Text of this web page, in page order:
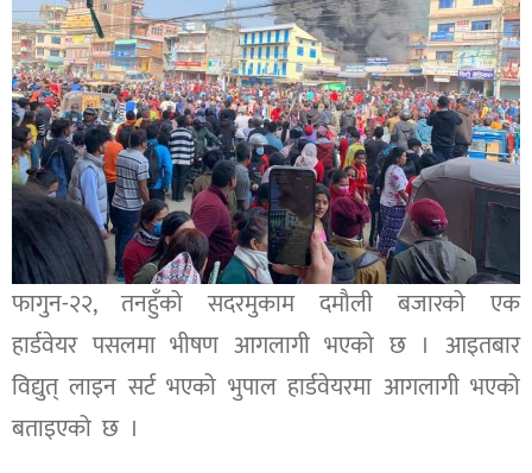
फागुन-२२, तनहुँको सदरमुकाम दमौली बजारको एक
हार्डवेयर पसलमा भीषण आगलागी भएको छ । आइतबार
विद्युत् लाइन सर्ट भएको भुपाल हार्डवेयरमा आगलागी भएको
बताइएको छ ।